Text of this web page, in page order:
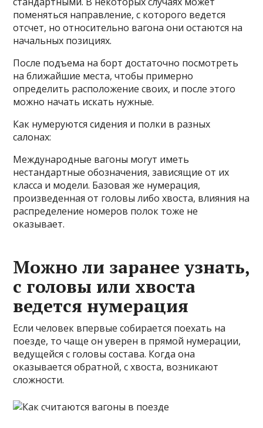
поменяться направление, с которого ведется
отсчет, но относительно вагона они остаются на
начальных позициях.
После подъема на борт достаточно посмотреть
на ближайшие места, чтобы примерно
определить расположение своих, и после этого
можно начать искать нужные.
Как нумеруются сидения и полки в разных
салонах:
Международные вагоны могут иметь
нестандартные обозначения, зависящие от их
класса и модели. Базовая же нумерация,
произведенная от головы либо хвоста, влияния на
распределение номеров полок тоже не
оказывает.
Можно ли заранее узнать,
с головы или хвоста
ведется нумерация
Если человек впервые собирается поехать на
поезде, то чаще он уверен в прямой нумерации,
ведущейся с головы состава. Когда она
оказывается обратной, с хвоста, возникают
сложности.